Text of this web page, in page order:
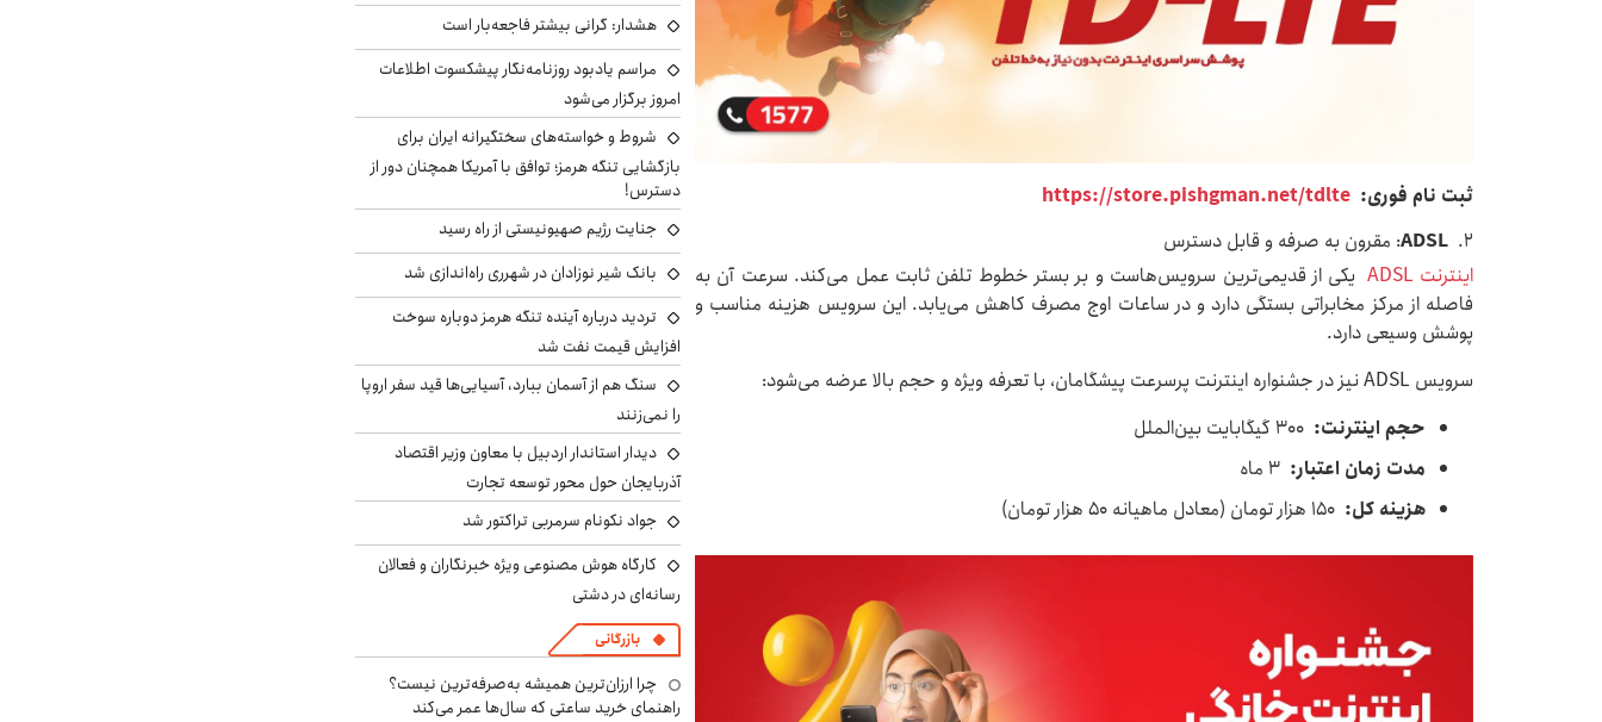
ثبت نام فوری: https://store.pishgman.net/tdlte
2.
ADSL: مقرون به صرفه و قابل دسترس
اینترنت ADSL
یکی از قدیمی‌ترین سرویس‌هاست و بر بستر خطوط تلفن ثابت عمل می‌کند. سرعت آن به
فاصله از مرکز مخابراتی بستگی دارد و در ساعات اوج مصرف کاهش می‌یابد. این سرویس هزینه مناسب و
پوشش وسیعی دارد.
سرویس ADSL نیز در جشنواره اینترنت پرسرعت پیشگامان، با تعرفه ویژه و حجم بالا عرضه می‌شود:
حجم اینترنت:
مدت زمان اعتبار:
هزینه کل:
هشدار: گرانی بیشتر فاجعه‌بار است
مراسم یادبود روزنامه‌نگار پیشکسوت اطلاعات
امروز برگزار می‌شود
شروط و خواسته‌های سختگیرانه ایران برای
بازگشایی تنگه هرمز؛ توافق با آمریکا همچنان دور از
دسترس!
جنایت رژیم صهیونیستی از راه رسید
بانک شیر نوزادان در شهرری راه‌اندازی شد
تردید درباره آینده تنگه هرمز دوباره سوخت
افزایش قیمت نفت شد
سنگ هم از آسمان ببارد، آسیایی‌ها قید سفر اروپا
را نمی‌زنند
دیدار استاندار اردبیل با معاون وزیر اقتصاد
آذربایجان حول محور توسعه تجارت
جواد نکونام سرمربی تراکتور شد
کارگاه هوش مصنوعی ویژه خبرنگاران و فعالان
رسانه‌ای در دشتی
بازرگانی
چرا ارزان‌ترین همیشه به‌صرفه‌ترین نیست؟
راهنمای خرید ساعتی که سال‌ها عمر می‌کند